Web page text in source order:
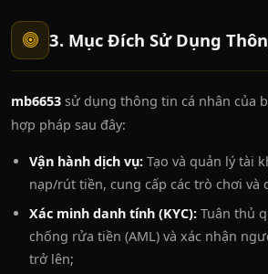
3. Mục Đích Sử Dụng
mb6653 sử dụng thông tin cá nhân của
hợp pháp sau đây:
Vận hành dịch vụ: Tạo và quản lý tài
nạp/rút tiền, cung cấp các trò chơi và
Xác minh danh tính (KYC): Tuân thủ
chống rửa tiền (AML) và xác nhận
trở lên;